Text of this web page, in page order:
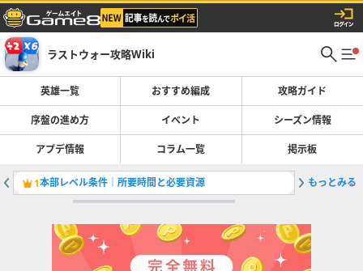
ラストウォー攻略Wiki
英雄一覧 おすすめ編成 攻略ガイド
序盤の進め方 イベント シーズン情報
アプデ情報 コラム一覧 掲示板
1本部レベル条件｜所要時間と必要資源 2シーズ
もっとみる